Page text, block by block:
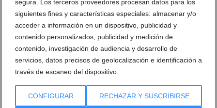
segura. Los terceros proveedores procesan datos para los
siguientes fines y características especiales: almacenar y/o
acceder a información en un dispositivo, publicidad y
contenido personalizados, publicidad y medición de
contenido, investigación de audiencia y desarrollo de
servicios, datos precisos de geolocalización e identificación a
través de escaneo del dispositivo.
CONFIGURAR RECHAZAR Y SUSCRIBIRSE
El Castellet presenta su especial Plan C de Pascua